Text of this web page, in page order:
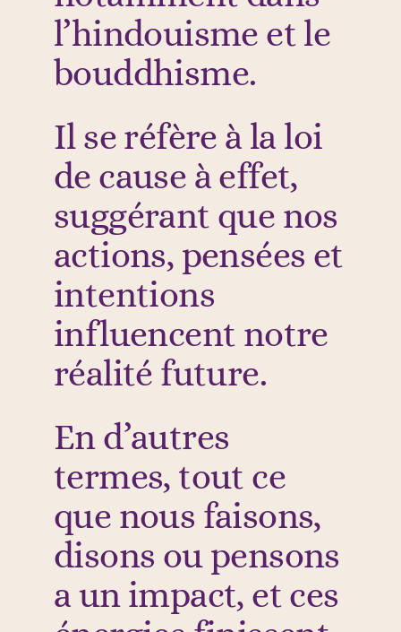
l’hindouisme et le
bouddhisme.
Il se réfère à la loi
de cause à effet,
suggérant que nos
actions, pensées et
intentions
influencent notre
réalité future.
En d’autres
termes, tout ce
que nous faisons,
disons ou pensons
a un impact, et ces